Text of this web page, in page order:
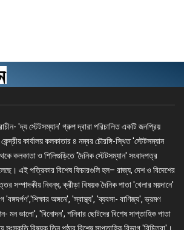
'দ্য স্টেটসম্যান' গ্রুপ দ্বারা পরিচালিত একটি জনপ্রিয়
কার্যালয় কলকাতার ৪ নম্বর চৌরঙ্গি-স্থিত 'স্টেটসম্যান
কলকাতা ও শিলিগুড়িতে 'দৈনিক স্টেটসম্যান' সংবাদপত্র
এই পত্রিকার বিশেষ ফিচারগুলি হল– রাজ্য, দেশ ও বিদেশের
সম্পাদকীয় নিবন্ধ, ক্রীড়া বিষয়ক দৈনিক পাতা 'খেলার ময়দানে'
'বঙ্গদর্পণ','শিক্ষার অঙ্গনে', 'স্বাস্থ্য', 'ব্যবসা- বাণিজ্য', ভ্রমণ
মন ভালো', 'বিনোদন', শনিবার ছোটদের বিশেষ সাপ্তাহিক পাতা